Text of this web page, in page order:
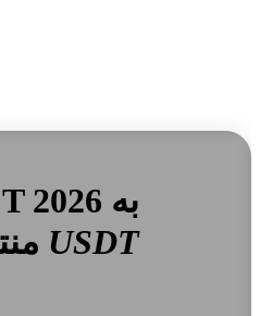
به TIFT 2026 بپیوندید،
USDT